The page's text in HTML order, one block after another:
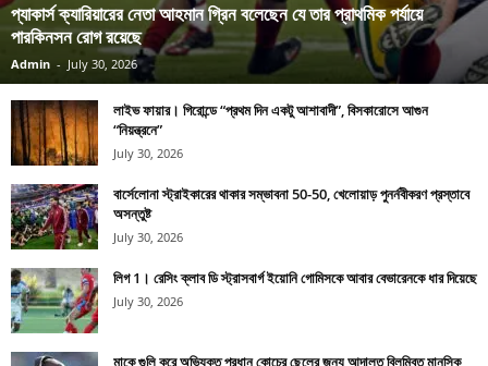
প্যাকার্স ক্যারিয়ারের নেতা আহমান গ্রিন বলেছেন যে তার প্রাথমিক পর্যায়ে
পারকিনসন রোগ রয়েছে
Admin - July 30, 2026
লাইভ ফায়ার। গিরোন্ডে “প্রথম দিন একটু আশাবাদী”, বিসকারোসে আগুন
“নিয়ন্ত্রনে”
July 30, 2026
বার্সেলোনা স্ট্রাইকারের থাকার সম্ভাবনা 50-50, খেলোয়াড় পুনর্নবীকরণ প্রস্তাবে
অসন্তুষ্ট
July 30, 2026
লিগ 1। রেসিং ক্লাব ডি স্ট্রাসবার্গ ইয়োনি গোমিসকে আবার বেভারেনকে ধার দিয়েছে
July 30, 2026